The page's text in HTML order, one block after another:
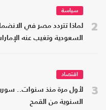
2
سياسة
لماذا تتردد مصر في
السعودية وتغيب عنه
3
اقتصاد
لأول مرة منذ سنوات.. سوريا
السنوية من القمح